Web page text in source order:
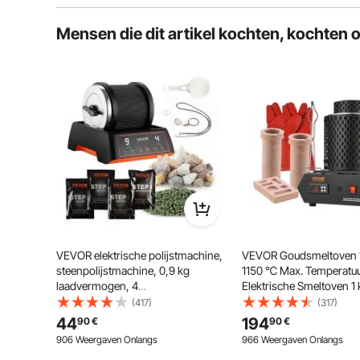
Instelbare Kracht en Snelheid
De vinylsnijmachine levert een
snijsnelheid van 10-800 mm/s en
een snijkracht van 10-500g. Het is
ingebed met een intuïtief digitaal
Geïnteresseerden, enz.
Mensen die dit artikel kochten, kochten
VEVOR elektrische polijstmachine,
steenpolijstmachine, 0,9 kg
laadvermogen, 4
snelheidsstanden, steenpolijstset
met ruwe edelstenen &
polijstkorrels & 9-daagse
polijsttimer & intuïtief
(417)
4490€
906 Weergaven Onlangs
VEVOR Goudsmeltoven
1150 ℃ Max.
Elektrische Smeltoven 1
Keramische Smeltkroes
Smeltkroestang &
voor de Verwerking van
Zilver Koper Aluminium
(317)
19490€
966 Weergaven Onlangs